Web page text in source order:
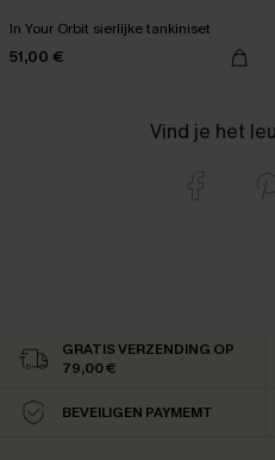
In Your Orbit sierlijke tankiniset
51,00 €
Vind je het
GRATIS VERZENDING OP
79,00 €
BEVEILIGEN PAYMEMT